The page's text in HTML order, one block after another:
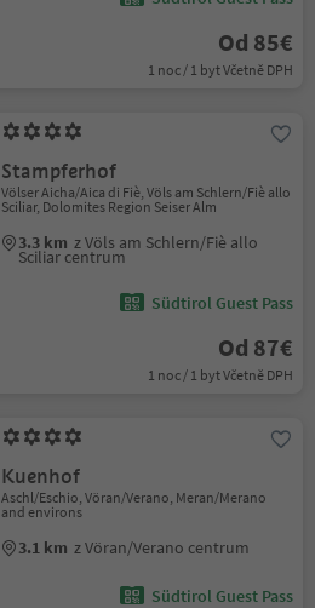
Od 85€
1 noc / 1 byt Včetně DPH
Stampferhof
Völser Aicha/Aica di Fiè, Völs am Schlern/Fiè allo
Sciliar, Dolomites Region Seiser Alm
3.3 km z Völs am Schlern/Fiè allo
Sciliar centrum
Südtirol Guest Pass
Od 87€
1 noc / 1 byt Včetně DPH
Kuenhof
Aschl/Eschio, Vöran/Verano, Meran/Merano
and environs
3.1 km z Vöran/Verano centrum
Südtirol Guest Pass